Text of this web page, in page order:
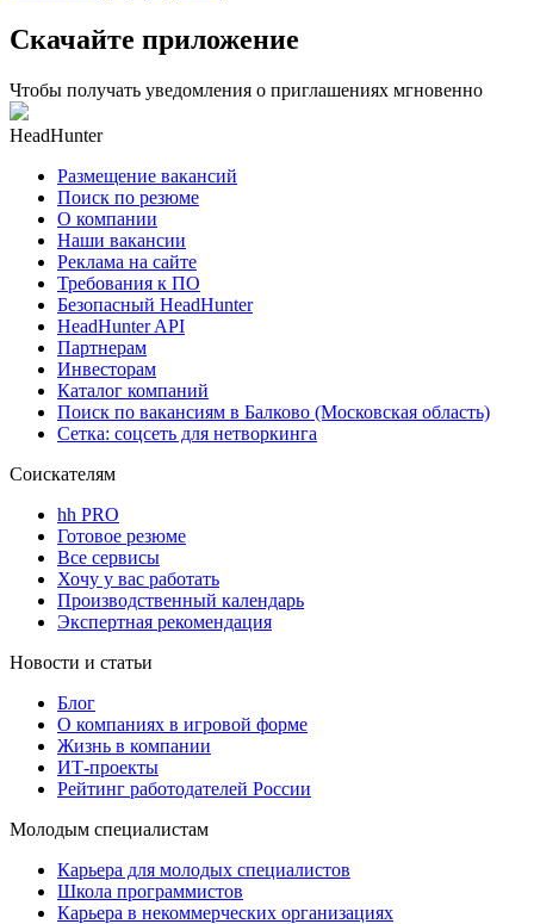
Скачайте приложение
Чтобы получать уведомления о приглашениях мгновенно
HeadHunter
Размещение вакансий
Поиск по резюме
О компании
Наши вакансии
Реклама на сайте
Требования к ПО
Безопасный HeadHunter
HeadHunter API
Партнерам
Инвесторам
Каталог компаний
Поиск по вакансиям в Балково (Московская область)
Сетка: соцсеть для нетворкинга
Соискателям
hh PRO
Готовое резюме
Все сервисы
Хочу у вас работать
Производственный календарь
Экспертная рекомендация
Новости и статьи
Блог
О компаниях в игровой форме
Жизнь в компании
ИТ-проекты
Рейтинг работодателей России
Молодым специалистам
Карьера для молодых специалистов
Школа программистов
Карьера в некоммерческих организациях